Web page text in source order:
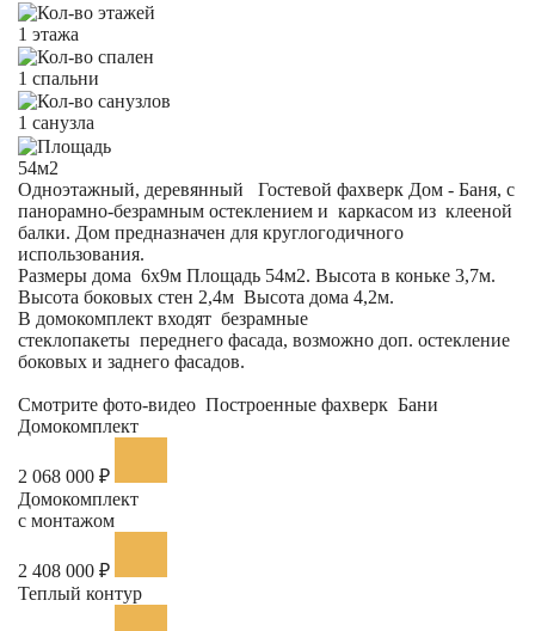
1 этажа
1 спальни
1 санузла
54м2
Одноэтажный, деревянный Гостевой фахверк Дом - Баня, с
панорамно-безрамным остеклением и каркасом из клееной
балки. Дом предназначен для круглогодичного
использования.
Размеры дома 6х9м Площадь 54м2. Высота в коньке 3,7м.
Высота боковых стен 2,4м Высота дома 4,2м.
В домокомплект входят безрамные
стеклопакеты переднего фасада, возможно доп. остекление
боковых и заднего фасадов.
Смотрите фото-видео Построенные фахверк Бани
Домокомплект
2 068 000 ₽
Домокомплект
с монтажом
2 408 000 ₽
Теплый контур